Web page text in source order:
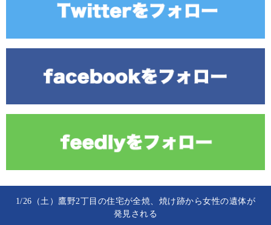
1/26（土）鷹野2丁目の住宅が全焼、焼け跡から女性の遺体が
発見される